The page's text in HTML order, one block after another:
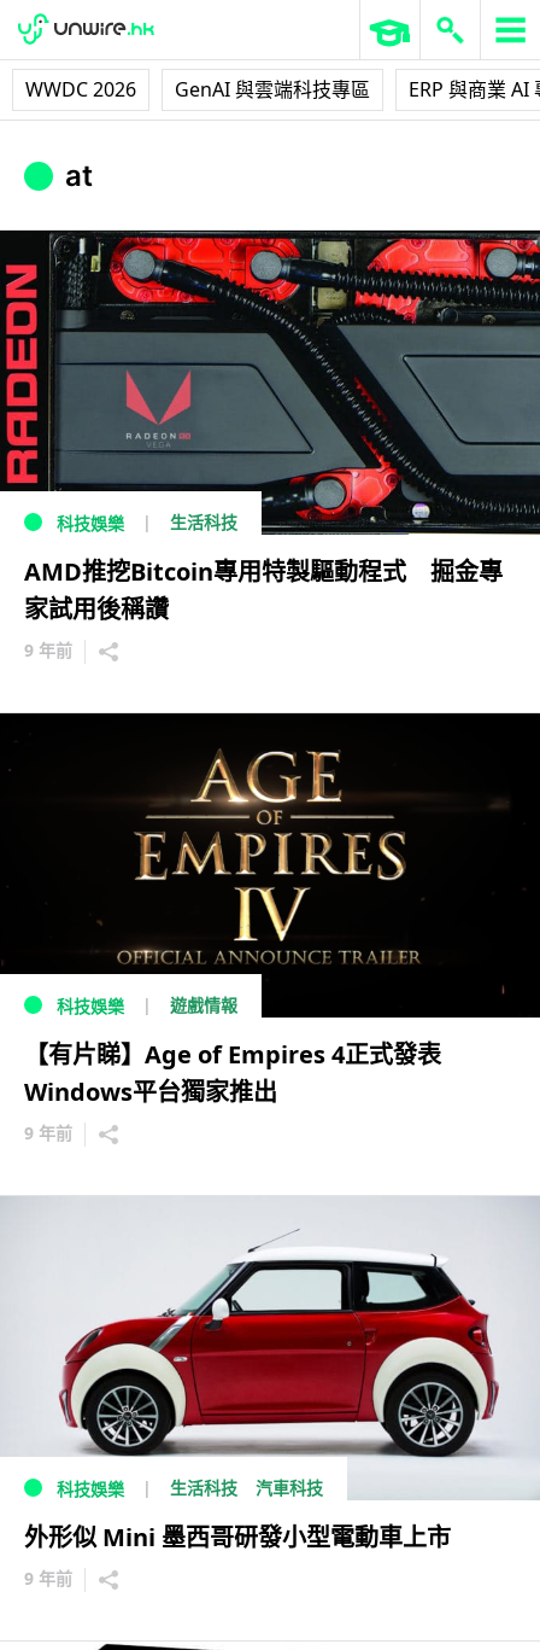
WWDC 2026 GenAI 與雲端科技專區 ERP 與商業 AI
at
科技娛樂 生活科技
AMD推挖Bitcoin專用特製驅動程式 掘金專
家試用後稱讚
9 年前
科技娛樂 遊戲情報
【有片睇】Age of Empires 4正式發表
Windows平台獨家推出
9 年前
科技娛樂 生活科技 汽車科技
外形似 Mini 墨西哥研發小型電動車上市
9 年前